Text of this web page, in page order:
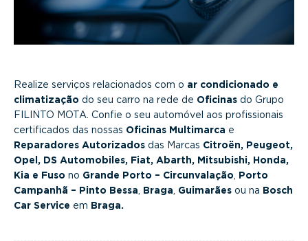
n
v
i
g
a
t
i
o
n
t
n
t
Realize serviços relacionados com o ar condicionado e
climatização do seu carro na rede de Oficinas do Grupo
FILINTO MOTA. Confie o seu automóvel aos profissionais
certificados das nossas Oficinas Multimarca e
Reparadores Autorizados das Marcas Citroën, Peugeot,
Opel, DS Automobiles, Fiat, Abarth, Mitsubishi, Honda,
Kia e Fuso no Grande Porto – Circunvalação Porto
Campanhã – Pinto Bessa Braga Guimarães ou na Bosch
Car Service em Braga.